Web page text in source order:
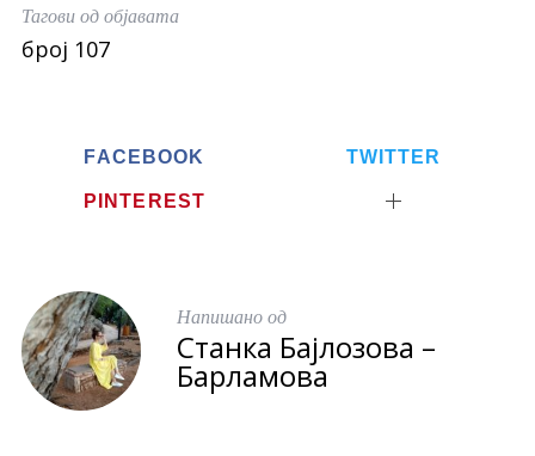
b
t
Тагови од објавата
број 107
FACEBOOK TWITTER
PINTEREST
Напишано од
Станка Бајлозова –
Барламова